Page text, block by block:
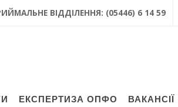
ВІДДІЛЕННЯ: (05446) 6 14 59
ЕКСПЕРТИЗА ОПФО ВАКАНСІЇ